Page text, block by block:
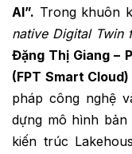
AI”. Trong khuôn
native Digital Twin
Đặng Thị Giang –
(FPT Smart Cloud)
pháp công nghệ
dựng mô hình bản
kiến trúc